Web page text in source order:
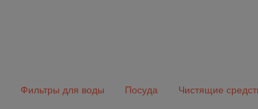
Фильтры для воды Посуда Чистящие